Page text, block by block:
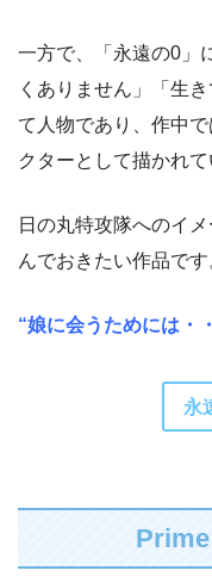
一方で、「永遠の0」
くありません」「生
て人物であり、作中
クターとして描かれて
日の丸特攻隊へのイ
んでおきたい作品です
“娘に会うためには・
永